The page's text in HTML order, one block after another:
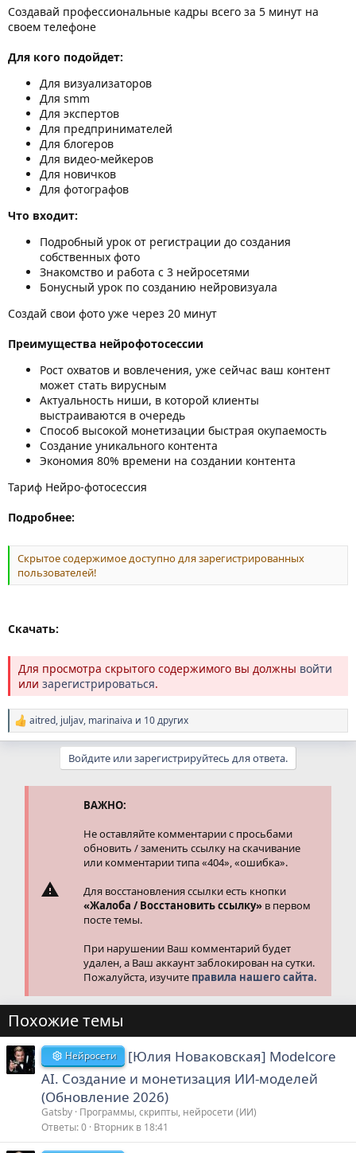
Создавай профессиональные кадры всего за 5 минут на
своем телефоне
Для кого подойдет:
Для визуализаторов
Для smm
Для экспертов
Для предпринимателей
Для блогеров
Для видео-мейкеров
Для новичков
Для фотографов
Что входит:
Подробный урок от регистрации до создания
собственных фото
Знакомство и работа с 3 нейросетями
Бонусный урок по созданию нейровизуала
Создай свои фото уже через 20 минут
Преимущества нейрофотосессии
Рост охватов и вовлечения, уже сейчас ваш контент
может стать вирусным
Актуальность ниши, в которой клиенты
выстраиваются в очередь
Способ высокой монетизации быстрая окупаемость
Создание уникального контента
Экономия 80% времени на создании контента
Тариф Нейро-фотосессия
Подробнее:
Скрытое содержимое доступно для зарегистрированных
пользователей!
Скачать:
Для просмотра скрытого содержимого вы должны войти
или зарегистрироваться.
Р
е
aitred, juljav, marinaiva и 10 других
Войдите или зарегистрируйтесь для ответа.
ВАЖНО:
Не оставляйте комментарии с просьбами
обновить / заменить ссылку на скачивание
или комментарии типа «404», «ошибка».
Для восстановления ссылки есть кнопки
«Жалоба / Восстановить ссылку» в первом
посте темы.
При нарушении Ваш комментарий будет
удален, а Ваш аккаунт заблокирован на сутки.
Пожалуйста, изучите правила нашего сайта.
Похожие темы
Нейросети
[Юлия Новаковская] Modelcore
AI. Создание и монетизация ИИ-моделей
(Обновление 2026)
Gatsby Программы, скрипты, нейросети (ИИ)
Ответы 0 Вторник в 18:41